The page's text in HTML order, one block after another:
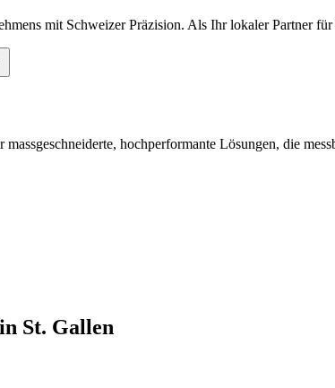
mit Schweizer Präzision. Als Ihr lokaler Partner für
hochperformante Lösungen, die
St. Gallen